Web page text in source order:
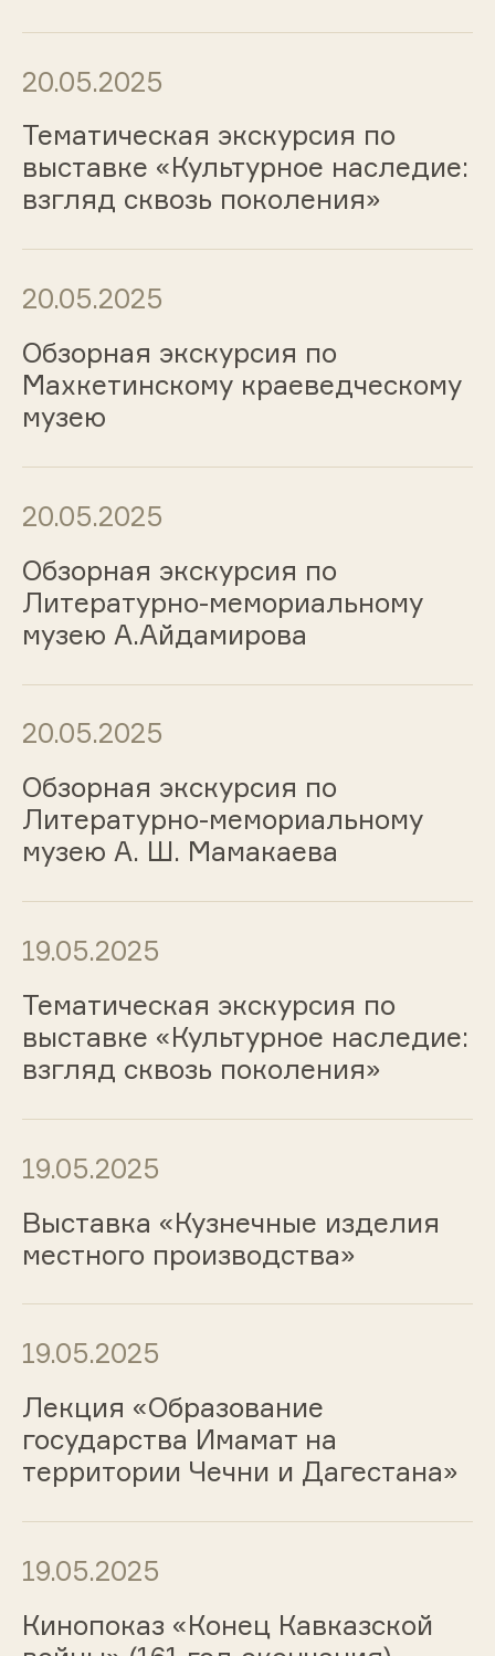
20.05.2025
Тематическая экскурсия по
выставке «Культурное наследие:
взгляд сквозь поколения»
20.05.2025
Обзорная экскурсия по
Махкетинскому краеведческому
музею
20.05.2025
Обзорная экскурсия по
Литературно-мемориальному
музею А.Айдамирова
20.05.2025
Обзорная экскурсия по
Литературно-мемориальному
музею А. Ш. Мамакаева
19.05.2025
Тематическая экскурсия по
выставке «Культурное наследие:
взгляд сквозь поколения»
19.05.2025
Выставка «Кузнечные изделия
местного производства»
19.05.2025
Лекция «Образование
государства Имамат на
территории Чечни и Дагестана»
19.05.2025
Кинопоказ «Конец Кавказской